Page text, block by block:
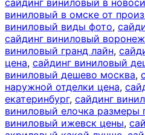
виниловый в омске от
виниловый виды фото,
сайдинг виниловый
виниловый гранд лайн,
цена, сайдинг виниловый
виниловый дешево москва,
наружной отделки цена,
екатеринбург, сайдинг
виниловый елочка размеры
виниловый ижевск цены,